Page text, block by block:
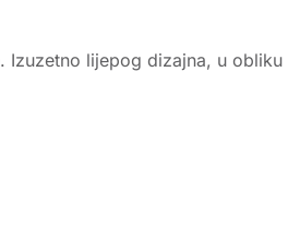
lijepog dizajna, u